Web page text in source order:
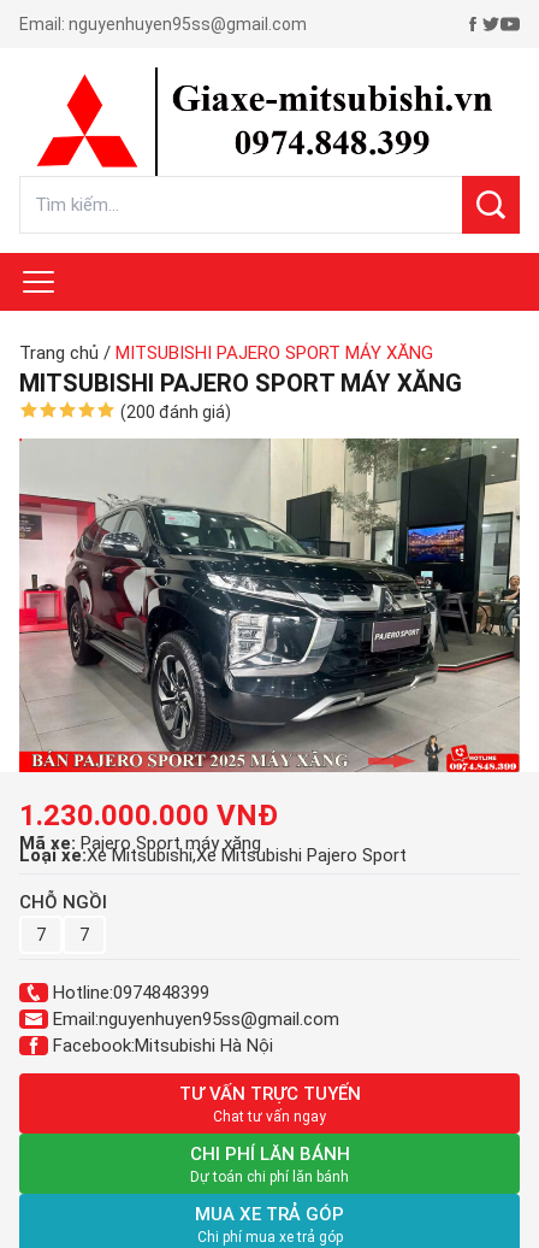
Email: nguyenhuyen95ss@gmail.com
Trang chủ / MITSUBISHI PAJERO SPORT MÁY XĂNG
MITSUBISHI PAJERO SPORT MÁY XĂNG
(200 đánh giá)
1.230.000.000 VNĐ
Mã xe: Pajero Sport máy xăng
Loại xe:Xe MitsubishiXe Mitsubishi Pajero Sport
CHỖ NGỒI
7
7
Hotline:0974848399
Email:nguyenhuyen95ss@gmail.com
Facebook:Mitsubishi Hà Nội
TƯ VẤN TRỰC TUYẾN
Chat tư vấn ngay
CHI PHÍ LĂN BÁNH
Dự toán chi phí lăn bánh
MUA XE TRẢ GÓP
Chi phí mua xe trả góp